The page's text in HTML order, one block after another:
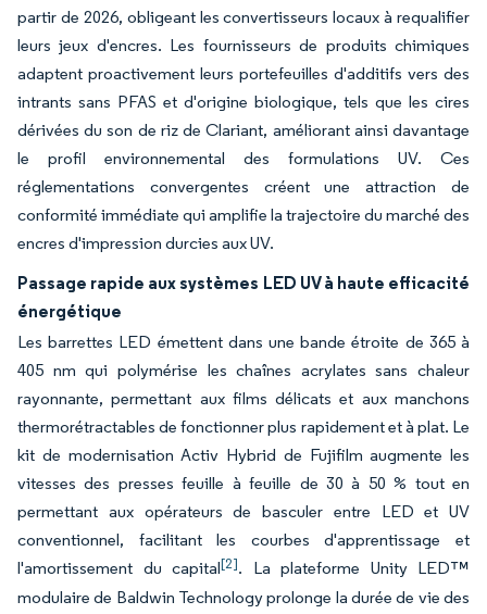
partir de 2026, obligeant les convertisseurs locaux à requalifier
leurs jeux d'encres. Les fournisseurs de produits chimiques
adaptent proactivement leurs portefeuilles d'additifs vers des
intrants sans PFAS et d'origine biologique, tels que les cires
dérivées du son de riz de Clariant, améliorant ainsi davantage
le profil environnemental des formulations UV. Ces
réglementations convergentes créent une attraction de
conformité immédiate qui amplifie la trajectoire du marché des
encres d'impression durcies aux UV.
Passage rapide aux systèmes LED UV à haute efficacité
énergétique
Les barrettes LED émettent dans une bande étroite de 365 à
405 nm qui polymérise les chaînes acrylates sans chaleur
rayonnante, permettant aux films délicats et aux manchons
thermorétractables de fonctionner plus rapidement et à plat. Le
kit de modernisation Activ Hybrid de Fujifilm augmente les
vitesses des presses feuille à feuille de 30 à 50 % tout en
permettant aux opérateurs de basculer entre LED et UV
conventionnel, facilitant les courbes d'apprentissage et
l'amortissement du capital[2]. La plateforme Unity LED™
modulaire de Baldwin Technology prolonge la durée de vie des